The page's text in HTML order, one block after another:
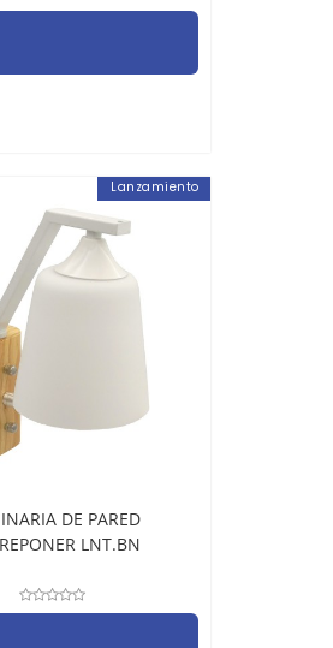
Lanzamiento
DE PARED
LNT.BN